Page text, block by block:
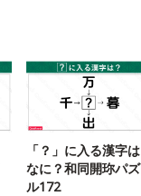
「？」に入る漢字は
なに？和同開珎パズ
ル172